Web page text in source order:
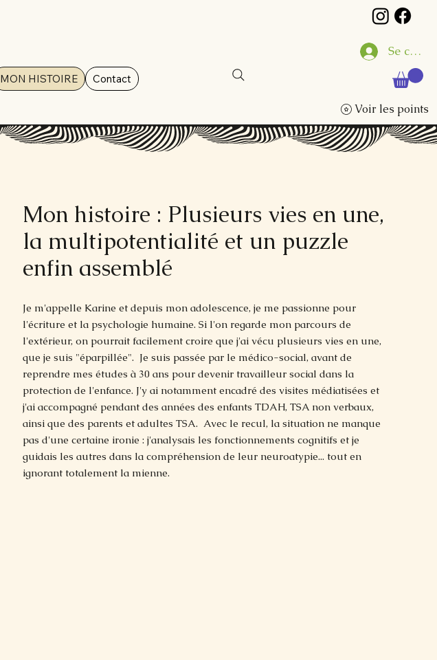
MON HISTOIRE Contact
Se
Voir les points
Mon histoire : Plusieurs vies en une,
la multipotentialité et un puzzle
enfin assemblé
Je m'appelle Karine et depuis mon adolescence, je me passionne pour
l'écriture et la psychologie humaine. Si l'on regarde mon parcours de
l'extérieur, on pourrait facilement croire que j'ai vécu plusieurs vies en une,
que je suis "éparpillée". Je suis passée par le médico-social, avant de
reprendre mes études à 30 ans pour devenir travailleur social dans la
protection de l'enfance. J'y ai notamment encadré des visites médiatisées et
j'ai accompagné pendant des années des enfants TDAH, TSA non verbaux,
ainsi que des parents et adultes TSA. Avec le recul, la situation ne manque
pas d'une certaine ironie : j'analysais les fonctionnements cognitifs et je
guidais les autres dans la compréhension de leur neuroatypie... tout en
ignorant totalement la mienne.